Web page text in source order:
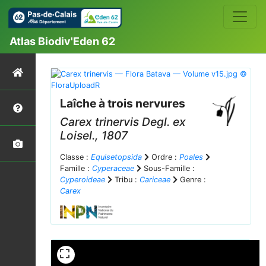
Atlas Biodiv'Eden 62
Laîche à trois nervures
Carex trinervis Degl. ex
Loisel., 1807
Classe : Equisetopsida Ordre : Poales
Famille : Cyperaceae
Sous-Famille :
Cyperoideae
Tribu : Cariceae
Genre :
Carex